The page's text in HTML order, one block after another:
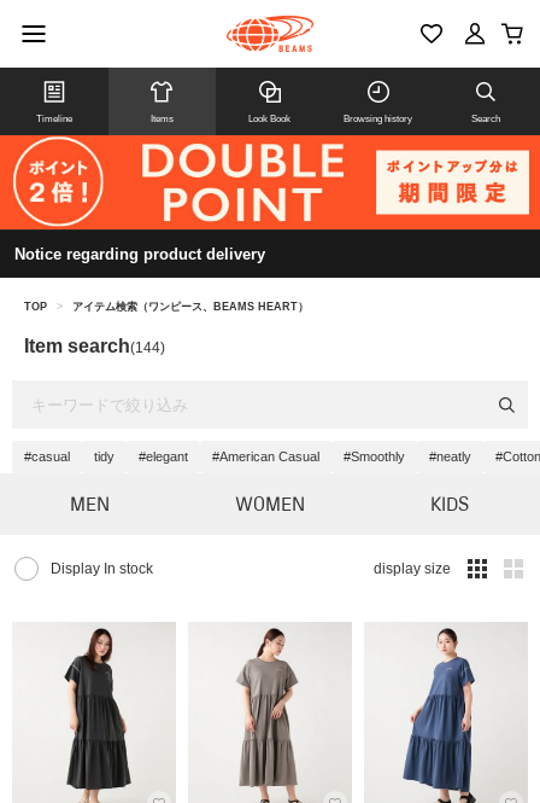
Timeline Items Look Book Browsing history Search
Notice regarding product delivery
TOP > アイテム検索（ワンピース、BEAMS HEART）
Item search(144)
#casual tidy #elegant #American Casual #Smoothly #neatly
MEN WOMEN KIDS
Display In stock display size